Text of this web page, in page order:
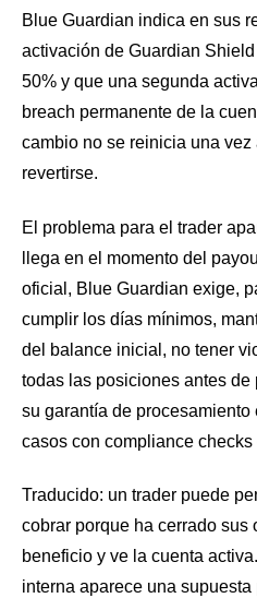
Blue Guardian indica en sus
activación de Guardian
50% y que una segunda
breach permanente de la
cambio no se reinicia una
revertirse.
El problema para el trader
llega en el momento del
oficial, Blue Guardian exige,
cumplir los días mínimos,
del balance inicial, no tener
todas las posiciones antes de
su garantía de
casos con compliance checks
Traducido: un trader puede
cobrar porque ha cerrado sus
beneficio y ve la cuenta
interna aparece una